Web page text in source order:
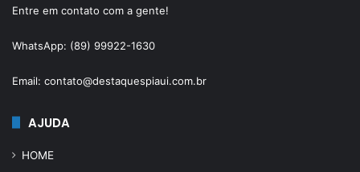
Entre em contato com a gente!
WhatsApp: (89) 99922-1630
Email: contato@destaquespiaui.com.br
AJUDA
HOME